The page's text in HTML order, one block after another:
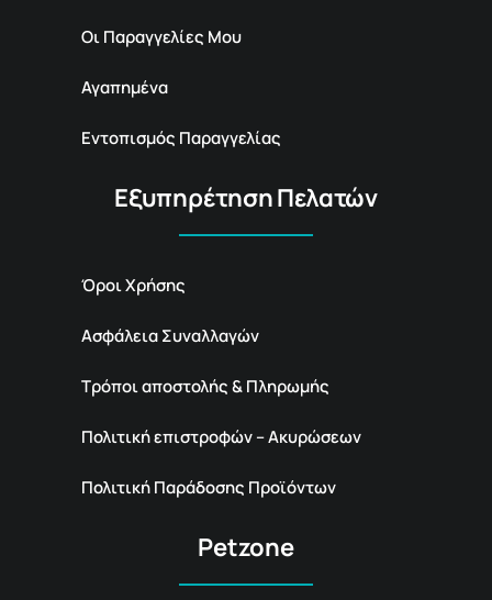
Οι Παραγγελίες Μου
Αγαπημένα
Εντοπισμός Παραγγελίας
Εξυπηρέτηση Πελατών
Όροι Χρήσης
Ασφάλεια Συναλλαγών
Τρόποι αποστολής & Πληρωμής
Πολιτική επιστροφών – Ακυρώσεων
Πολιτική Παράδοσης Προϊόντων
Petzone